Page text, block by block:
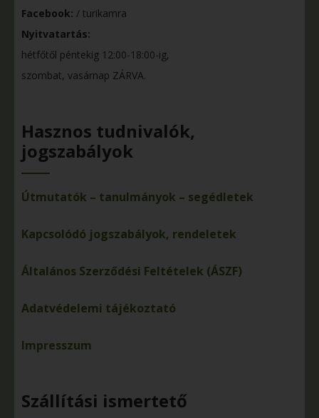
Facebook: / turikamra
Nyitvatartás:
hétfőtől péntekig 12:00-18:00-ig,
szombat, vasárnap ZÁRVA.
Hasznos tudnivalók,
jogszabályok
Útmutatók – tanulmányok – segédletek
Kapcsolódó jogszabályok, rendeletek
Általános Szerződési Feltételek (ÁSZF)
Adatvédelemi tájékoztató
Impresszum
Szállítási ismertető